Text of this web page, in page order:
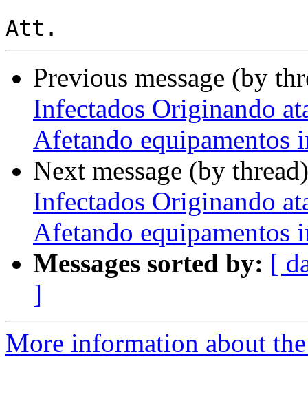
Previous message (by
Infectados Originando
Afetando equipamentos
Next message (by
Infectados Originando
Afetando equipamentos
Messages sorted by: [
]
More information about